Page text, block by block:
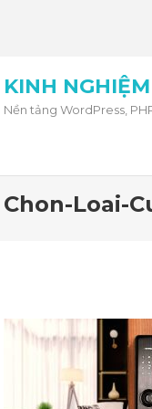
KINH
Nền tảng WordPress,
Chon-Loai-